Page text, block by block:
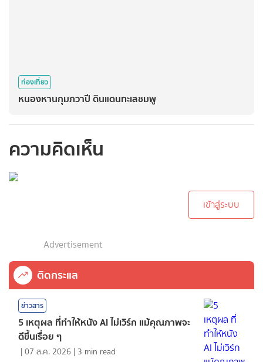
ท่องเที่ยว
หนองหานกุมภวาปี ดินแดนทะเลชมพู
ความคิดเห็น
เข้าสู่ระบบ
Advertisement
ติดกระแส
ข่าวสาร
5 เหตุผล ที่ทำให้หนัง AI ไม่เวิร์ก แม้คุณภาพจะ
ดีขึ้นเรื่อย ๆ
|07 ส.ค. 2026 | 3 min read